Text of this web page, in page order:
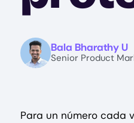
ImageBala Bharathy U
Senior Product
Para un número cada